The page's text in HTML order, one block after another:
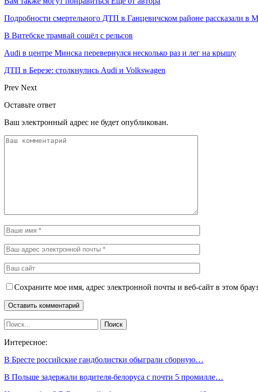
Подробности смертельного ДТП в Ганцевичском районе рассказали в
В Витебске трамвай сошёл с рельсов
Audi в центре Минска перевернулся несколько раз и лег на крышу
ДТП в Березе: столкнулись Audi и Volkswagen
Prev Next
Оставьте ответ
Ваш электронный адрес не будет опубликован.
Сохраните мое имя, адрес электронной почты и веб-сайт в этом
Интересное:
В Бресте российские гандболистки обыграли сборную…
В Польше задержали водителя-белоруса с почти 5 промилле…